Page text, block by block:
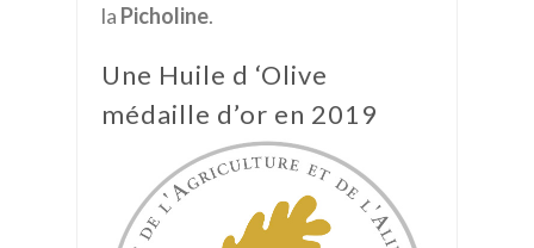
la Picholine.
Une Huile d ‘Olive
médaille d’or en 2019